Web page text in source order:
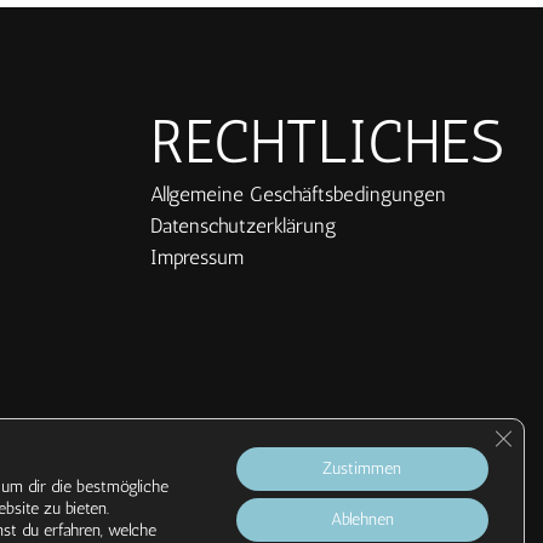
der
Produktseite
gewählt
werden
RECHTLICHES
Allgemeine Geschäftsbedingungen
Datenschutzerklärung
Impressum
dir die bestmögliche
zu bieten.
du erfahren, welche
Zustimmen
Ablehnen